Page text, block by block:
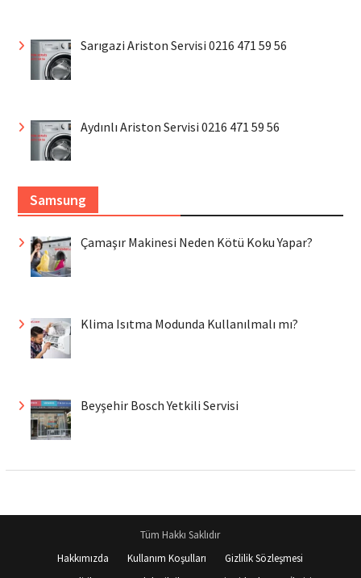
Sarıgazi Ariston Servisi 0216 471 59 56
Aydınlı Ariston Servisi 0216 471 59 56
Samsung
Çamaşır Makinesi Neden Kötü Koku Yapar?
Klima Isıtma Modunda Kullanılmalı mı?
Beyşehir Bosch Yetkili Servisi
Tüm Hakkı Saklıdır
Hakkımızda
Kullanım Koşulları
Gizlilik Sözleşmesi